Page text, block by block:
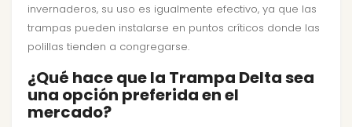
invernaderos, su uso es igualmente efectivo, ya que las
trampas pueden instalarse en puntos críticos donde las
polillas tienden a congregarse.
¿Qué hace que la Trampa Delta sea
una opción preferida en el
mercado?